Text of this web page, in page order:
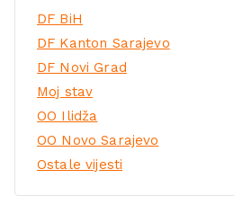
DF BiH
DF Kanton Sarajevo
DF Novi Grad
Moj stav
OO Ilidža
OO Novo Sarajevo
Ostale vijesti